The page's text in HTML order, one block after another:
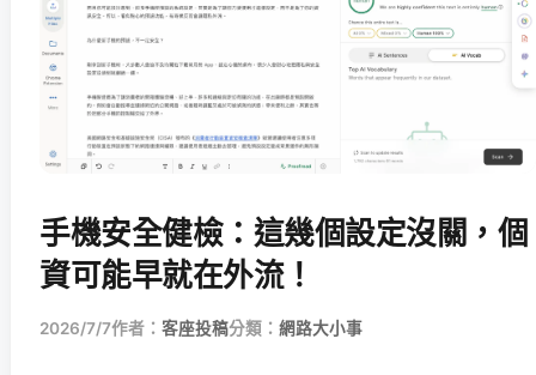
手機安全健檢：這幾個設定沒關，個
資可能早就在外流！
2026/7/7作者： 客座投稿分類： 網路大小事